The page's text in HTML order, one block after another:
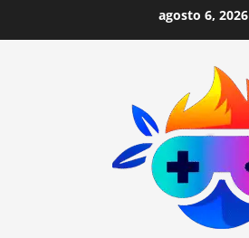
to
agosto 6, 2026